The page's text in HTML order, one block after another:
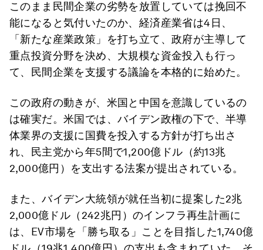
このまま民間企業の劣勢を放置していては挽回不
能になると気付いたのか、経済産業省は4日、
「新たな産業政策」を打ち立て、政府が主導して
重点投資分野を決め、大規模な資金投入も行っ
て、民間企業を支援する議論を本格的に始めた。
この政府の動きが、米国と中国を意識しているの
は確実だ。米国では、バイデン政権の下で、半導
体業界の支援に国費を投入する方針が打ち出さ
れ、民主党から年5間で1,200億ドル（約13兆
2,000億円）を支出する法案が提出されている。
また、バイデン大統領が就任当初に提案した2兆
2,000億ドル（242兆円）のインフラ再生計画に
は、EV市場を「勝ち取る」ことを目指した1,740億